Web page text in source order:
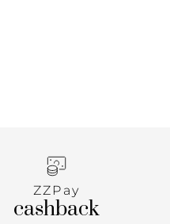
ZZPay
cashback